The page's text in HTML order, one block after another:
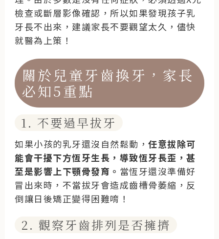
檢查或斷層影像確認，所以如果發現孩子乳
牙長不出來，建議家長不要觀望太久，儘快
就醫為上策！
關於兒童牙齒換牙，家長
必知5重點
1. 不要過早拔牙
如果小孩的乳牙還沒自然鬆動， 任意拔除可
能會干擾下方恆牙生長，導致恆牙長歪，甚
至是影響上下顎骨發育。 當恆牙還沒準備好
冒出來時，不當拔牙會造成齒槽骨萎縮，反
倒讓日後矯正變得困難唷！
2. 觀察牙齒排列是否擁擠